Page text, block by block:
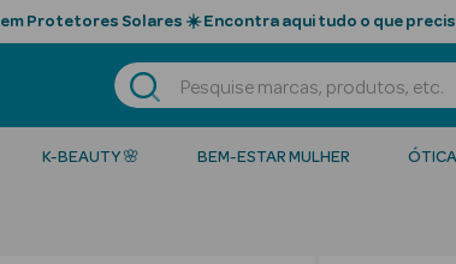
em Protetores Solares ☀️ Encontra aqui tudo o que
K-BEAUTY 🌸 BEM-ESTAR MULHER ÓTICA